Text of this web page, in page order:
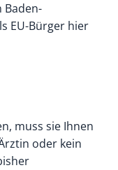
Baden-
EU-Bürger hier
muss sie Ihnen
oder kein